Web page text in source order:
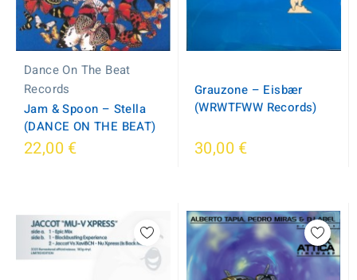
Dance On The Beat
Records
Jam & Spoon – Stella
(DANCE ON THE BEAT)
22,00 €
Grauzone – Eisbær
(WRWTFWW Records)
30,00 €